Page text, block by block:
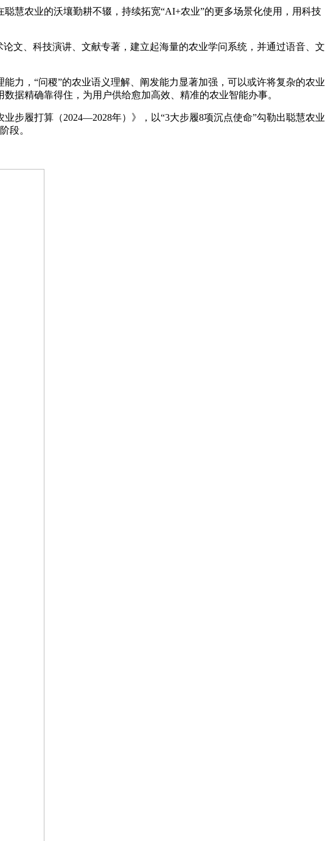
农业的沃壤勤耕不辍，持续拓宽“AI+农业”的更多场景化使用，用科技
、科技演讲、文献专著，建立起海量的农业学问系统，并通过语音、文
力，“问稷”的农业语义理解、阐发能力显著加强，可以或许将复杂的农业
据精确靠得住，为用户供给愈加高效、精准的农业智能办事。
履打算（2024—2028年）》，以“3大步履8项沉点使命”勾勒出聪慧农业
段。